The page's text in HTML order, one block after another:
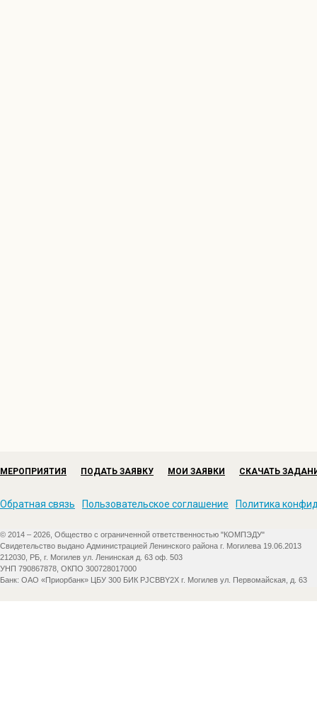
МЕРОПРИЯТИЯ ПОДАТЬ ЗАЯВКУ МОИ ЗАЯВКИ СКАЧАТЬ
Обратная связь Пользовательское соглашение Политика
© 2014 – 2026, Общество с ограниченной ответственностью "КОМПЭДУ"
Свидетельство выдано Администрацией Ленинского района г. Могилева 19.06.2013
212030, РБ, г. Могилев ул. Ленинская д. 63 оф. 503
УНП 790867878, ОКПО 300728017000
Банк: ОАО «Приорбанк» ЦБУ 300 БИК PJCBBY2X г. Могилев ул. Первомайская, д. 63